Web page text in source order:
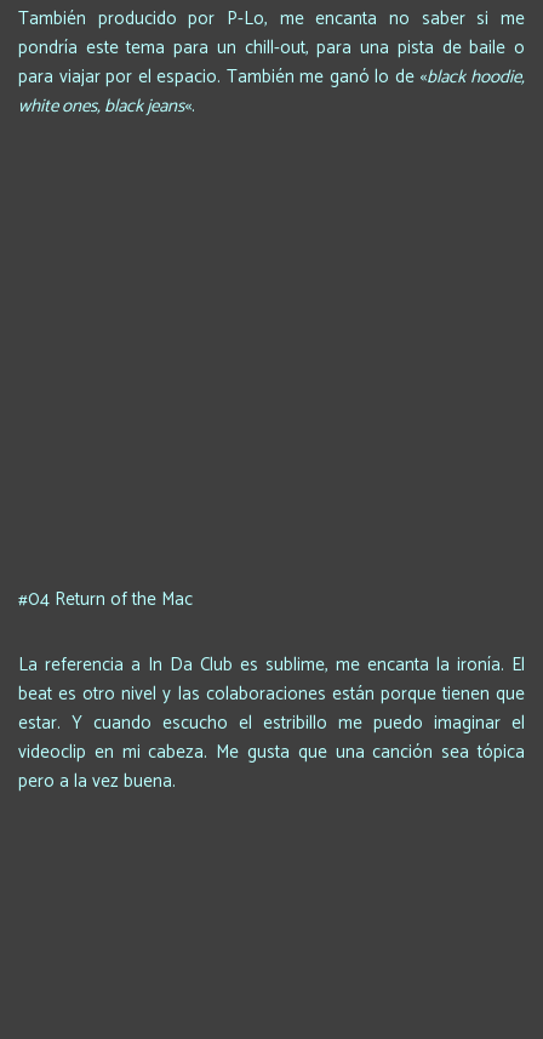
También producido por P-Lo, me encanta no saber si me
pondría este tema para un chill-out, para una pista de baile o
para viajar por el espacio. También me ganó lo de «black hoodie,
white ones, black jeans«.
#04 Return of the Mac
La referencia a In Da Club es sublime, me encanta la ironía. El
beat es otro nivel y las colaboraciones están porque tienen que
estar. Y cuando escucho el estribillo me puedo imaginar el
videoclip en mi cabeza. Me gusta que una canción sea tópica
pero a la vez buena.